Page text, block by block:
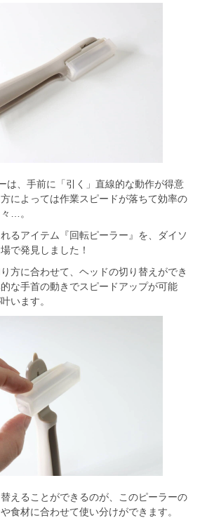
は、手前に「引く」直線的な動作が得意
によっては作業スピードが落ちて効率の
…。
るアイテム『回転ピーラー』を、ダイソ
で発見しました！
方に合わせて、ヘッドの切り替えができ
な手首の動きでスピードアップが可能
います。
えることができるのが、このピーラーの
食材に合わせて使い分けができます。